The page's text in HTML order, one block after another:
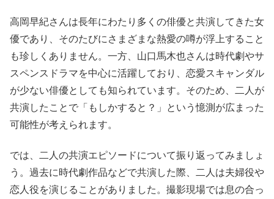
高岡早紀さんは長年にわたり多くの俳優と共演してきた女
優であり、そのたびにさまざまな熱愛の噂が浮上すること
も珍しくありません。一方、山口馬木也さんは時代劇やサ
スペンスドラマを中心に活躍しており、恋愛スキャンダル
が少ない俳優としても知られています。そのため、二人が
共演したことで「もしかすると？」という憶測が広まった
可能性が考えられます。
では、二人の共演エピソードについて振り返ってみましょ
う。過去に時代劇作品などで共演した際、二人は夫婦役や
恋人役を演じることがありました。撮影現場では息の合っ